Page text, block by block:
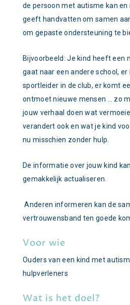
de persoon met autisme kan en
geeft handvatten om samen
om gepaste ondersteuning te
Bijvoorbeeld: Je kind heeft een
gaat naar een andere school, er
sportleider in de club, er komt
ontmoet nieuwe mensen … zo
jouw verhaal doen wat
verandert ook en wat je kind
nu misschien zonder hulp.
De informatie over jouw kind
gemakkelijk actualiseren.
Anderen informeren kan de
vertrouwensband ten goede
Voor wie
Ouders van een kind met
hulpverleners
Wat is het doel?